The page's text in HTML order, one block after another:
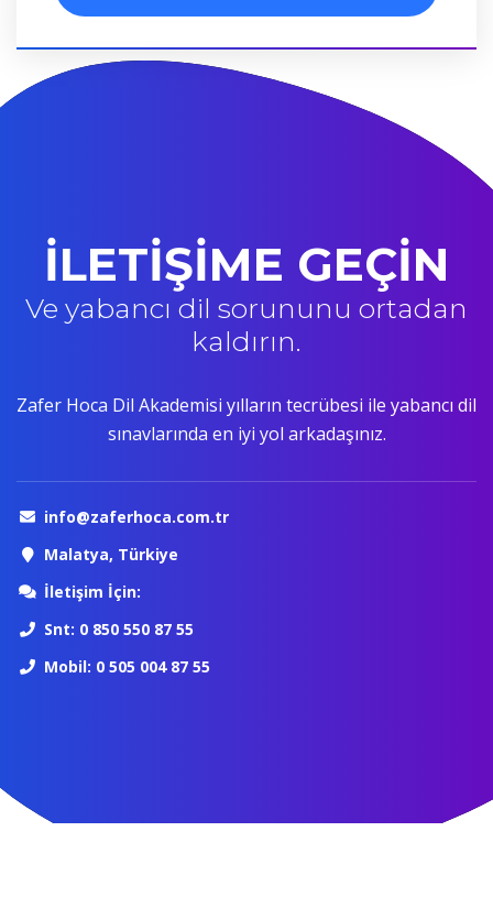
İLETİŞİME GEÇİN
Ve yabancı dil sorununu ortadan
kaldırın.
Zafer Hoca Dil Akademisi yılların tecrübesi ile yabancı dil
sınavlarında en iyi yol arkadaşınız.
info@zaferhoca.com.tr
Malatya, Türkiye
İletişim İçin:
Snt: 0 850 550 87 55
Mobil: 0 505 004 87 55